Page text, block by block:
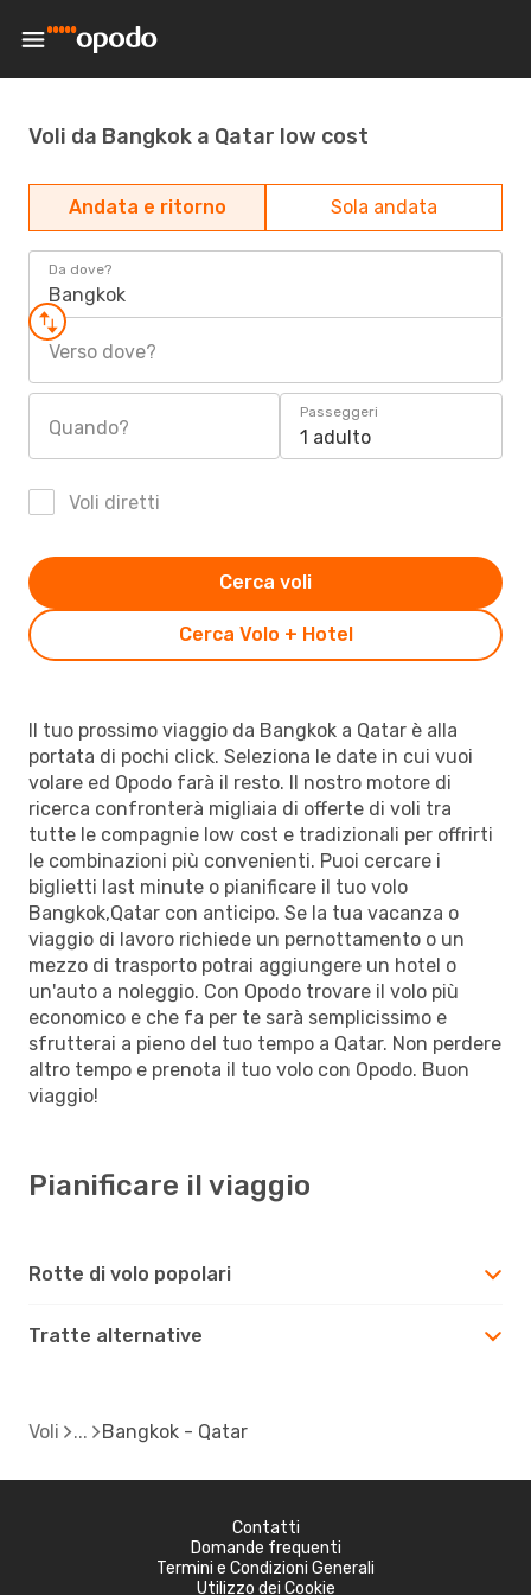
Voli da Bangkok a Qatar low cost
Andata e ritorno Sola andata
Da dove?
Bangkok
Verso dove?
Quando?
Passeggeri
1 adulto
Voli diretti
Cerca Volo + Hotel
Cerca voli
Il tuo prossimo viaggio da Bangkok a Qatar è alla
portata di pochi click. Seleziona le date in cui vuoi
volare ed Opodo farà il resto. Il nostro motore di
ricerca confronterà migliaia di offerte di voli tra
tutte le compagnie low cost e tradizionali per offrirti
le combinazioni più convenienti. Puoi cercare i
biglietti last minute o pianificare il tuo volo
Bangkok,Qatar con anticipo. Se la tua vacanza o
viaggio di lavoro richiede un pernottamento o un
mezzo di trasporto potrai aggiungere un hotel o
un'auto a noleggio. Con Opodo trovare il volo più
economico e che fa per te sarà semplicissimo e
sfrutterai a pieno del tuo tempo a Qatar. Non perdere
altro tempo e prenota il tuo volo con Opodo. Buon
viaggio!
Pianificare il viaggio
Rotte di volo popolari
Tratte alternative
Voli Bangkok - Qatar
Contatti
Domande frequenti
Termini e Condizioni Generali
Utilizzo dei Cookie